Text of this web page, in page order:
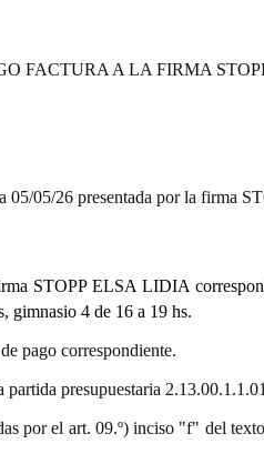
FACTURA A LA FIRMA
05/05/26 presentada por la firma
STOPP ELSA LIDIA
gimnasio 4 de 16 a 19 hs.
pago correspondiente.
presupuestaria
por el art. 09.º) inciso "f" del